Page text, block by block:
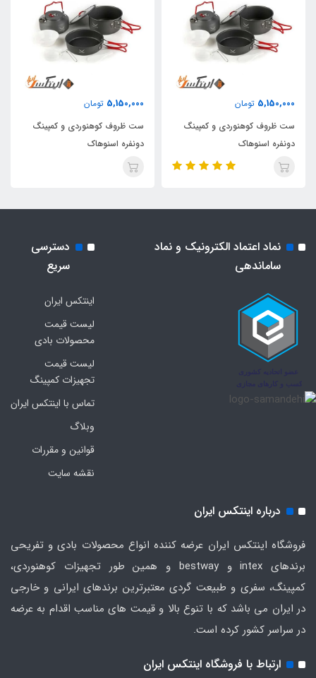
5,150,000 تومان
ست ظروف کوهنوردی و کمپینگ
دونفره اسنوهاک
5,150,000 تومان
ست ظروف کوهنوردی و کمپینگ
دونفره اسنوهاک
نماد اعتماد الکترونیک و نماد
ساماندهی
دسترسی
سریع
اینتکس ایران
لیست قیمت
محصولات بادی
لیست قیمت
تجهیزات کمپینگ
تماس با اینتکس ایران
وبلاگ
قوانین و مقررات
نقشه سایت
درباره اینتکس ایران
فروشگاه اینتکس ایران عرضه کننده انواع محصولات بادی و تفریحی
برندهای intex و bestway و همین طور تجهیزات کوهنوردی،
کمپینگ، سفری و طبیعت گردی معتبرترین برندهای ایرانی و خارجی
در ایران می باشد که با تنوع بالا و قیمت های مناسب اقدام به عرضه
در سراسر کشور کرده است.
ارتباط با فروشگاه اینتکس ایران